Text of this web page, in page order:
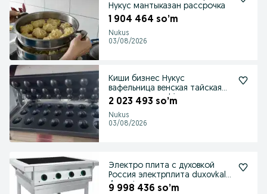
Нукус мантыказан рассрочка
1 904 464 so’m
Nukus
03/08/2026
Киши бизнес Нукус
вафельница венская тайская
рожок орешки biznes
2 023 493 so’m
Nukus
03/08/2026
Электро плита с духовкой
Россия электрплита duxovkali
4 конфорка
9 998 436 so’m